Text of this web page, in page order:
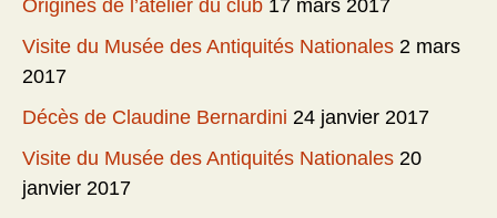
Origines de l’atelier du club 17 mars 2017
Visite du Musée des Antiquités Nationales 2 mars
2017
Décès de Claudine Bernardini 24 janvier 2017
Visite du Musée des Antiquités Nationales 20
janvier 2017